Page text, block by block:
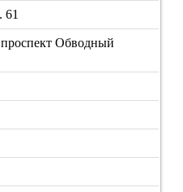
61
Обводный